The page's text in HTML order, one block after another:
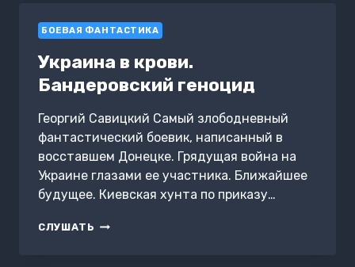
БОЕВАЯ ФАНТАСТИКА
Украина в крови.
Бандеровский геноцид
Георгий Савицкий Самый злободневный
фантастический боевик, написанный в
восставшем Донецке. Грядущая война на
Украине глазами ее участника. Ближайшее
будущее. Киевская хунта по приказу…
СЛУШАТЬ УКРАИНА